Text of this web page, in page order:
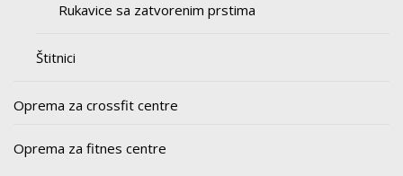
Rukavice sa zatvorenim prstima
Štitnici
Oprema za crossfit centre
Oprema za fitnes centre